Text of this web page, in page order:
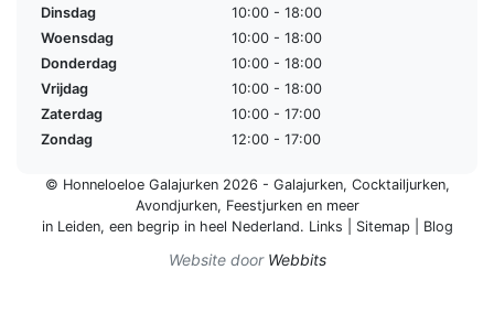
Dinsdag
10:00 - 18:00
Woensdag
10:00 - 18:00
Donderdag
10:00 - 18:00
Vrijdag
10:00 - 18:00
Zaterdag
10:00 - 17:00
Zondag
12:00 - 17:00
© Honneloeloe Galajurken 2026 - Galajurken, Cocktailjurken,
Avondjurken, Feestjurkenen meer
in Leiden, een begrip in heel Nederland. Links Sitemap Blog
Website door Webbits